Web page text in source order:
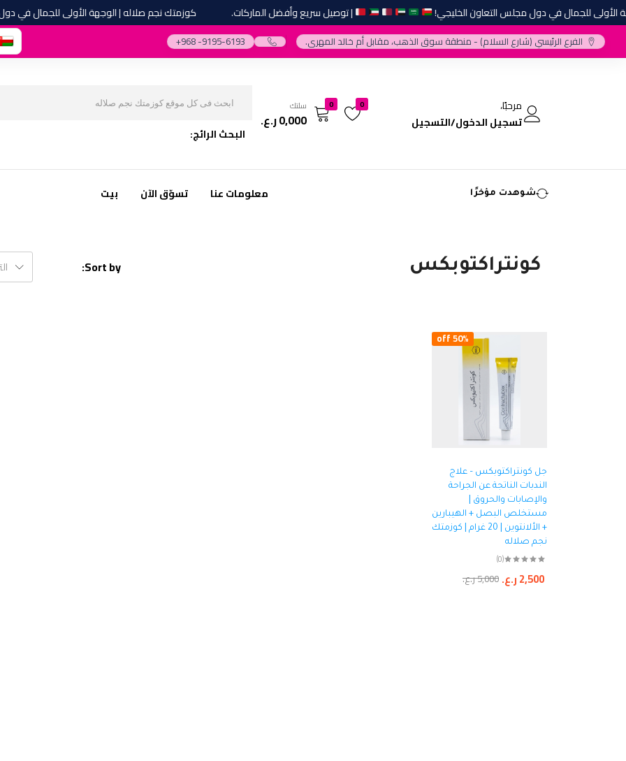
للجمال في دول مجلس التعاون الخليجي! | توصيل سريع وأفضل الماركات. كوزمتك نجم صلاله | الوجهة الأولى للجمال في دول
الفرع الرئيسي (شارع السلام) - منطقة سوق الذهب، مقابل أم خالد المهري. ‎+968 -9195-6193‎
البحث الرائج:
مرحبًا،
تسجيل الدخول/التسجيل
0
0 سلتك
0,000ر.ع.
بيت تسوّق الآن معلومات عنا شوهدت مؤخرًا
كونتراكتوبكس Sort by:
50% off
جل كونتراكتوبكس – علاج
الندبات الناتجة عن الجراحة
والإصابات والحروق |
مستخلص البصل + الهيبارين
+ الألانتوين | 20 غرام | كوزمتك
نجم صلاله
(0)
5,000ر.ع. 2,500ر.ع.